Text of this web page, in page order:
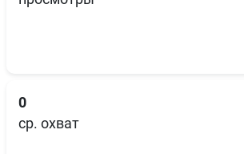
0
ср. охват